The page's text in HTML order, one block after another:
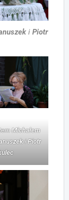
i Piotr
Michałem
iPiotr